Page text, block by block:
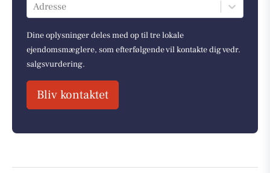
Adresse
Dine oplysninger deles med op til tre lokale
ejendomsmæglere, som efterfølgende vil kontakte dig vedr.
salgsvurdering.
Bliv kontaktet